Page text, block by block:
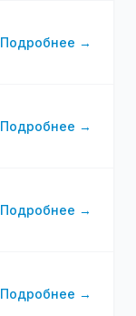
Подробнее →
Подробнее →
Подробнее →
Подробнее →